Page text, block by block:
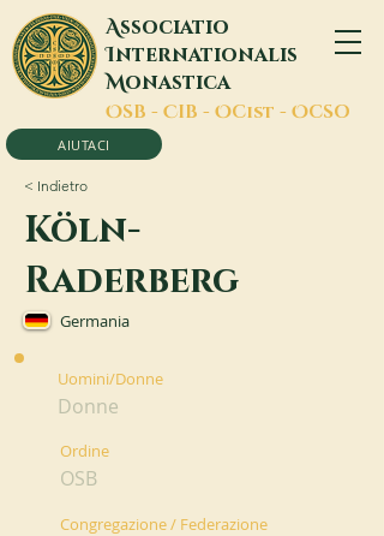
Associatio
Internationalis
Monastica
OSB - CIB - OCist - OCSO
AIUTACI
< Indietro
Köln-
Raderberg
Germania
Uomini/Donne
Donne
Ordine
OSB
Congregazione / Federazione